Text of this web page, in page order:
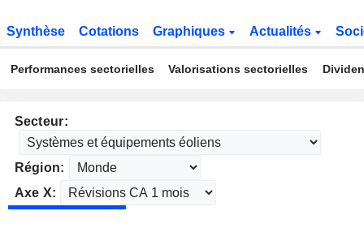
Synthèse Cotations Graphiques Actualités
Performances sectorielles Valorisations sectorielles
Secteur:
Région:
Axe X: